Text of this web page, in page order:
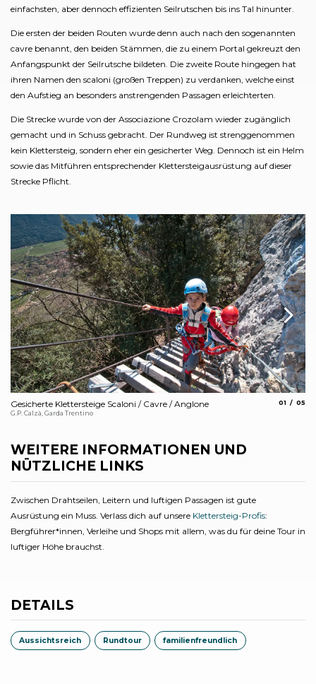
einfachsten, aber dennoch effizienten Seilrutschen bis ins Tal hinunter.
Die ersten der beiden Routen wurde denn auch nach den sogenannten
cavre benannt, den beiden Stämmen, die zu einem Portal gekreuzt den
Anfangspunkt der Seilrutsche bildeten. Die zweite Route hingegen hat
ihren Namen den scaloni (großen Treppen) zu verdanken, welche einst
den Aufstieg an besonders anstrengenden Passagen erleichterten.
Die Strecke wurde von der Associazione Crozolam wieder zugänglich
gemacht und in Schuss gebracht. Der Rundweg ist strenggenommen
kein Klettersteig, sondern eher ein gesicherter Weg. Dennoch ist ein Helm
sowie das Mitführen entsprechender Klettersteigausrüstung auf dieser
Strecke Pflicht.
Gesicherte Klettersteige Scaloni / Cavre / Anglone
G.P. Calzà, Garda Trentino
01 05
WEITERE INFORMATIONEN UND
NÜTZLICHE LINKS
Zwischen Drahtseilen, Leitern und luftigen Passagen ist gute
Ausrüstung ein Muss. Verlass dich auf unsere Klettersteig-Profis:
Bergführer*innen, Verleihe und Shops mit allem, was du für deine Tour in
luftiger Höhe brauchst.
DETAILS
Aussichtsreich Rundtour familienfreundlich